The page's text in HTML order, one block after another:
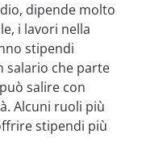
dipende molto
i lavori nella
stipendi
salario che parte
salire con
Alcuni ruoli più
stipendi più